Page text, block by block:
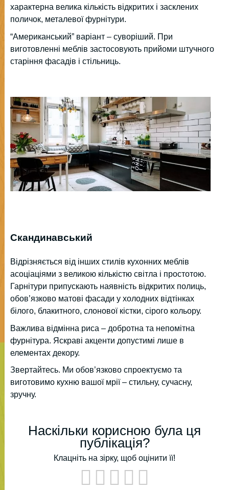
характерна велика кількість відкритих і засклених
поличок, металевої фурнітури.
“Американський” варіант – суворіший. При
виготовленні меблів застосовують прийоми штучного
старіння фасадів і стільниць.
Скандинавський
Відрізняється від інших стилів кухонних меблів
асоціаціями з великою кількістю світла і простотою.
Гарнітури припускають наявність відкритих полиць,
обов’язково матові фасади у холодних відтінках
білого, блакитного, слонової кістки, сірого кольору.
Важлива відмінна риса – добротна та непомітна
фурнітура. Яскраві акценти допустимі лише в
елементах декору.
Звертайтесь. Ми обов’язково спроектуємо та
виготовимо кухню вашої мрії – стильну, сучасну,
зручну.
Наскільки корисною була ця
публікація?
Клацніть на зірку, щоб оцінити її!